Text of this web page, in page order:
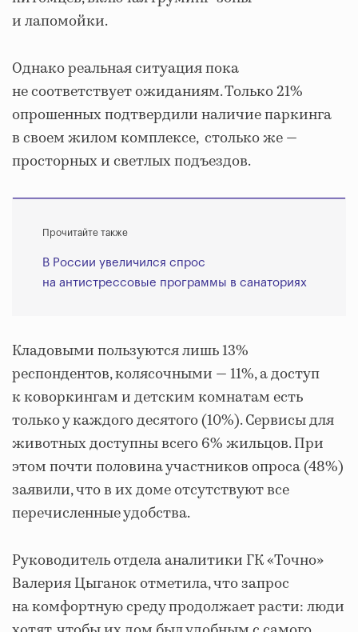
и лапомойки.
Однако реальная ситуация пока
не соответствует ожиданиям. Только 21%
опрошенных подтвердили наличие паркинга
в своем жилом комплексе, столько же —
просторных и светлых подъездов.
Прочитайте также
В России увеличился спрос
на антистрессовые программы в санаториях
Кладовыми пользуются лишь 13%
респондентов, колясочными — 11%, а доступ
к коворкингам и детским комнатам есть
только у каждого десятого (10%). Сервисы для
животных доступны всего 6% жильцов. При
этом почти половина участников опроса (48%)
заявили, что в их доме отсутствуют все
перечисленные удобства.
Руководитель отдела аналитики ГК «Точно»
Валерия Цыганок отметила, что запрос
на комфортную среду продолжает расти: люди